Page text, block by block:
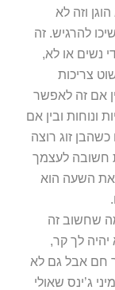
וזה לא
להרגיש. זה
נשים או לא,
צריכות
אם זה לאפשר
ונוחות ובין אם
זוג רוצה
חשובה לעצמך
את השעה הוא
שחשוב זה
לך קר,
חם אבל גם לא
ג’ינס שאולי